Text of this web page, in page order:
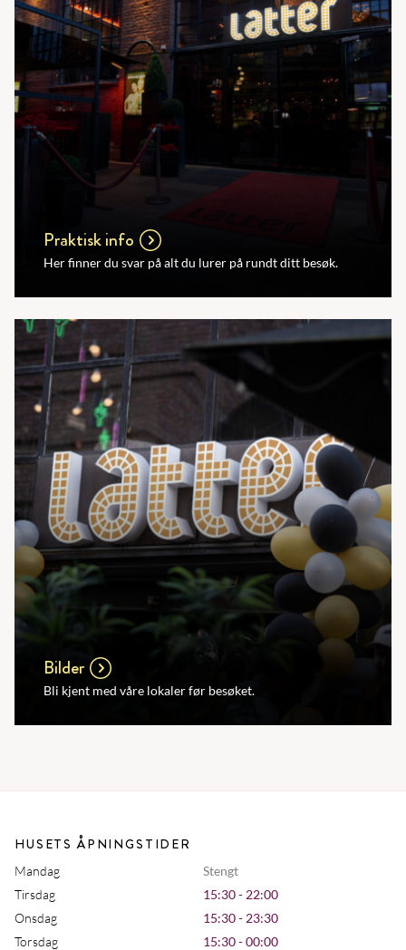
Praktisk info
Her finner du svar på alt du lurer på rundt ditt besøk.
Bilder
Bli kjent med våre lokaler før besøket.
HUSETS ÅPNINGSTIDER
Mandag
Stengt
Tirsdag
15:30 - 22:00
Onsdag
15:30 - 23:30
Torsdag
15:30 - 00:00